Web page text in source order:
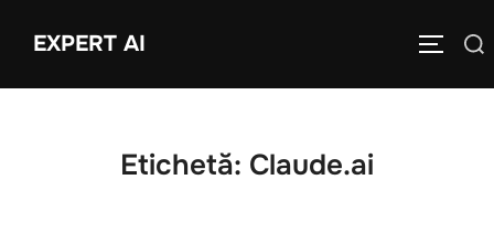
EXPERT AI
Caută
Etichetă: Claude.ai